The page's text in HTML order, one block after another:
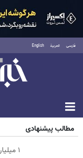
فارسی العربية English
پنجشنبه ۱۵ مرداد ۱۴۰۵
مطالب پیشنهادی
۱ میلیارد اعتبار خرید طلا | بدون ضامن و چک